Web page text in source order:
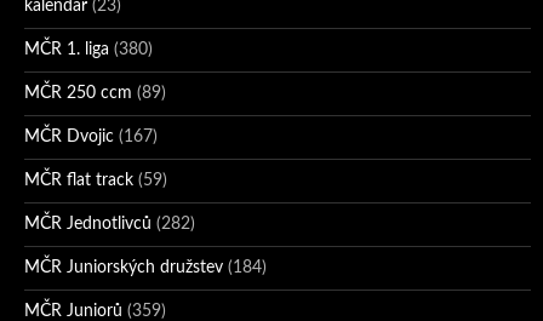
kalendář (23)
MČR 1. liga (380)
MČR 250 ccm (89)
MČR Dvojic (167)
MČR flat track (59)
MČR Jednotlivců (282)
MČR Juniorských družstev (184)
MČR Juniorů (359)